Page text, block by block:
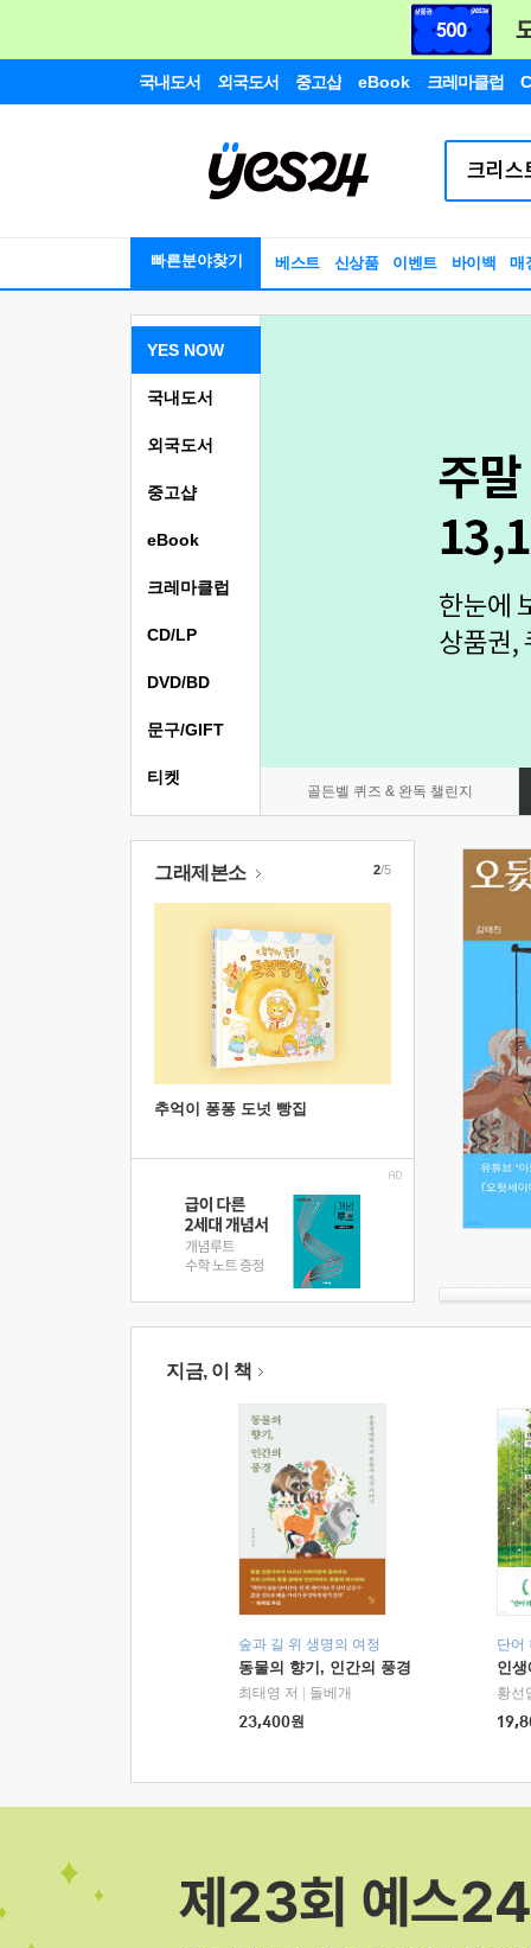
국내도서 외국도서 중고샵 eBook 크레마클럽
빠른분야찾기 베스트 신상품 이벤트 바이백 매
YES NOW
골든벨 퀴즈 & 완독 챌린지
국내도서
외국도서
중고샵
eBook
크레마클럽
CD/LP
DVD/BD
문구/GIFT
티켓
그래제본소
추억이 퐁퐁 도넛 빵집
2/5
지금, 이 책
숲과 길 위 생명의 여정
동물의 향기, 인간의 풍경
최태영 저
돌베개
23,400원
단어
인
황선